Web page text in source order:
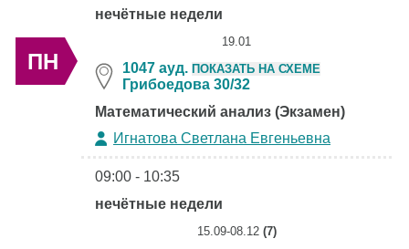
ПН
нечётные недели
19.01
1047 ауд. ПОКАЗАТЬ НА СХЕМЕ
Грибоедова 30/32
Математический анализ (Экзамен)
Игнатова Светлана Евгеньевна
09:00 - 10:35
нечётные недели
15.09-08.12 (7)